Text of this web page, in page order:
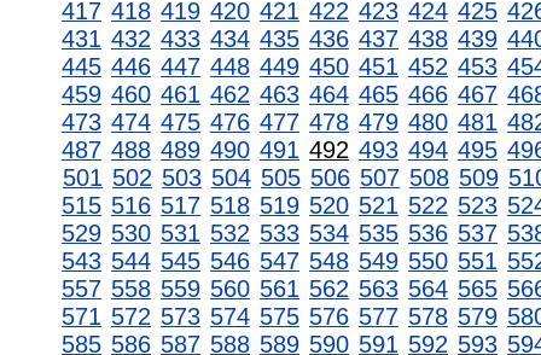
417 418 419 420 421 422 423 424 425
431 432 433 434 435 436 437 438 439
445 446 447 448 449 450 451 452 453
459 460 461 462 463 464 465 466 467
473 474 475 476 477 478 479 480 481
487 488 489 490 491 492 493 494 495
501 502 503 504 505 506 507 508 509
515 516 517 518 519 520 521 522 523
529 530 531 532 533 534 535 536 537
543 544 545 546 547 548 549 550 551
557 558 559 560 561 562 563 564 565
571 572 573 574 575 576 577 578 579
585 586 587 588 589 590 591 592 593